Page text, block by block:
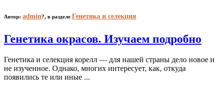
Автор: admin?, в разделе Генетика и селекция
Генетика окрасов. Изучаем подробно
Генетика и селекция корелл — для нашей страны дело новое и
не изученное. Однако, многих интересует, как, откуда
появились те или иные ...